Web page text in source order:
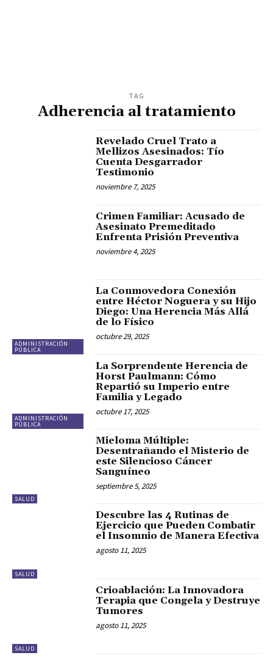
TAG
Adherencia al tratamiento
Revelado Cruel Trato a
Mellizos Asesinados: Tío
Cuenta Desgarrador
Testimonio
noviembre 7, 2025
Crimen Familiar: Acusado de
Asesinato Premeditado
Enfrenta Prisión Preventiva
noviembre 4, 2025
ADMINISTRACIÓN
PÚBLICA
La Conmovedora Conexión
entre Héctor Noguera y su Hijo
Diego: Una Herencia Más Allá
de lo Físico
octubre 29, 2025
ADMINISTRACIÓN
PÚBLICA
La Sorprendente Herencia de
Horst Paulmann: Cómo
Repartió su Imperio entre
Familia y Legado
octubre 17, 2025
SALUD
Mieloma Múltiple:
Desentrañando el Misterio de
este Silencioso Cáncer
Sanguíneo
septiembre 5, 2025
SALUD
Descubre las 4 Rutinas de
Ejercicio que Pueden Combatir
el Insomnio de Manera Efectiva
agosto 11, 2025
SALUD
Crioablación: La Innovadora
Terapia que Congela y Destruye
Tumores
agosto 11, 2025